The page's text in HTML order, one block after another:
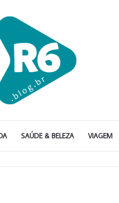
SAÚDE & BELEZA VIAGEM